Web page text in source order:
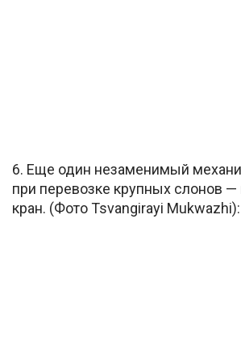
6. Еще один незаменимый
при перевозке крупных слонов
кран. (Фото Tsvangirayi Mukwazhi):